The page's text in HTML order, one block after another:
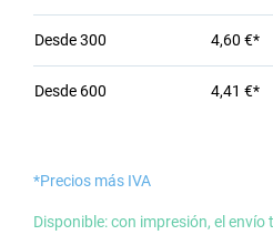
Desde300 4,60 €*
Desde 600 4,41 €*
*Precios más IVA
Disponible: con impresión, el